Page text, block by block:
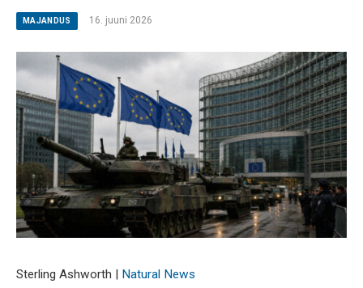
MAJANDUS 16. juuni 2026
Sterling Ashworth | Natural News